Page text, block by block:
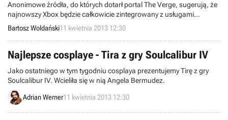
Anonimowe źródła, do których dotarł portal The Verge, sugerują, że
najnowszy Xbox będzie całkowicie zintegrowany z usługami
świadczonymi przez dostawców telewizji (np. sieci kablowe) na
wzór Google TV. Ponadto Kinect nowej generacji ma wykrywać
nawet ruchy gałek ocznych.
Bartosz Woldański11 kwietnia 2013 12:30
Najlepsze cosplaye - Tira z gry Soulcalibur IV
Jako ostatniego w tym tygodniu cosplaya prezentujemy Tirę z gry
Soulcalibur IV. Wcieliła się w nią Angela Bermudez.
Adrian Werner11 kwietnia 2013 12:30